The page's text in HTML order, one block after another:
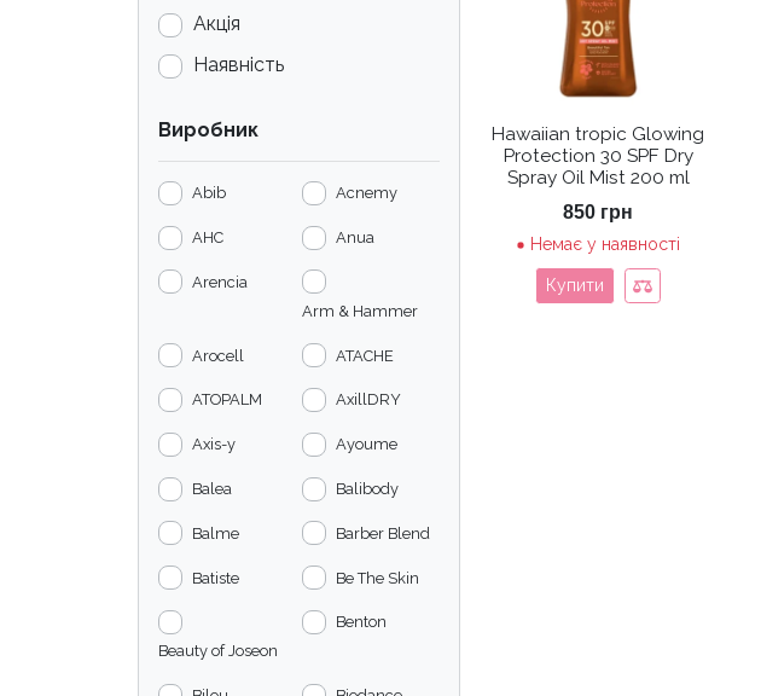
Акція
Наявність
Виробник
Abib Acnemy
AHC Anua
Arencia
Arm & Hammer
Arocell ATACHE
ATOPALM AxillDRY
Axis-y Ayoume
Balea Balibody
Balme Barber Blend
Batiste Be The Skin
Beauty of Joseon
Benton
Hawaiian tropic Glowing
Protection 30 SPF Dry
Spray Oil Mist 200 ml
850 грн
Немає у наявності
Купити